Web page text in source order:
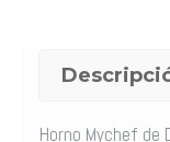
Horno Mychef